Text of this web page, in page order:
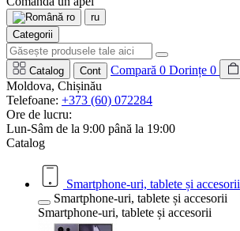
ro
ru
Categorii
Catalog Cont Compară 0 Dorințe 0
Moldova, Chișinău
Telefoane: +373 (60) 072284
Ore de lucru:
Lun-Sâm de la 9:00 până la 19:00
Catalog
Smartphone-uri, tablete și accesorii
Smartphone-uri, tablete și accesorii
Smartphone-uri, tablete și accesorii